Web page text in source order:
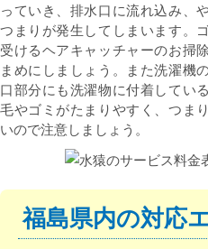
っていき、排水口に流れ込み、
つまりが発生してしまいます。
受けるヘアキャッチャーのお掃
まめにしましょう。また洗濯機
口部分にも洗濯物に付着してい
毛やゴミがたまりやすく、つま
いので注意しましょう。
福島県内の対応